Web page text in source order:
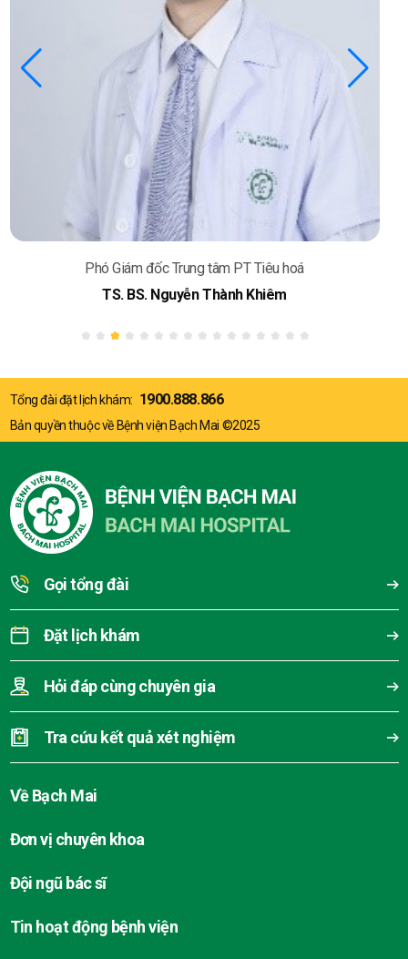
Phó Giám đốc Trung tâm PT Tiêu hoá
TS. BS. Nguyễn Thành Khiêm
Tổng đài đặt lịch khám: 1900.888.866
Bản quyền thuộc về Bệnh viện Bạch Mai ©2025
Gọi tổng đài
Đặt lịch khám
Hỏi đáp cùng chuyên gia
Tra cứu kết quả xét nghiệm
Về Bạch Mai
Đơn vị chuyên khoa
Đội ngũ bác sĩ
Tin hoạt động bệnh viện